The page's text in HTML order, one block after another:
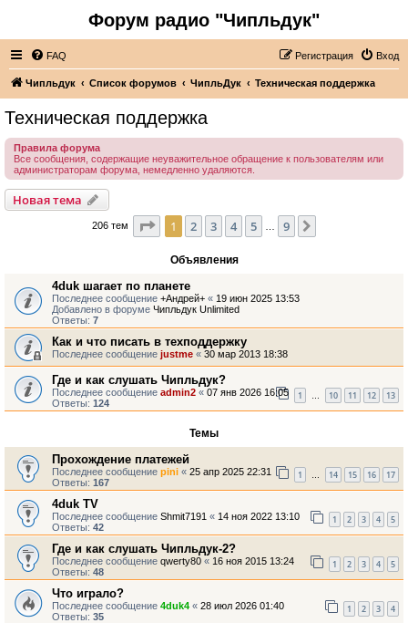
Форум радио "Чипльдук"
FAQ Вход
Регистрация
Чипльдук Список форумов ЧипльДук Техническая поддержка
Техническая поддержка
Правила форума
Все сообщения, содержащие неуважительное обращение к пользователям или
администраторам форума, немедленно удаляются.
Новая тема
206 тем Страница из
1 2 3 4 5 9
Объявления
4duk шагает по планете
Последнее сообщение +Андрей+ « 19 июн 2025 13:53
Добавлено в форуме Чипльдук Unlimited
Ответы: 7
Как и что писать в техподдержку
Последнее сообщение justme « 30 мар 2013 18:38
Где и как слушать Чипльдук?
Последнее сообщение admin2 « 07 янв 2026 16:05
Ответы: 124
1 … 10 11 12 13
Темы
Прохождение платежей
Последнее сообщение pini « 25 апр 2025 22:31
Ответы: 167
1 … 14 15 16 17
4duk TV
Последнее сообщение Shmit7191 « 14 ноя 2022 13:10
Ответы: 42
1 2 3 4 5
Где и как слушать Чипльдук-2?
Последнее сообщение qwerty80 « 16 ноя 2015 13:24
Ответы: 48
1 2 3 4 5
Что играло?
Последнее сообщение 4duk4 « 28 июл 2026 01:40
Ответы: 35
1 2 3 4